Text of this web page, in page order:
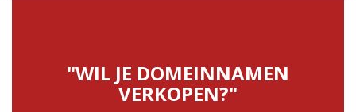
"WIL JE DOMEINNAMEN
VERKOPEN?"